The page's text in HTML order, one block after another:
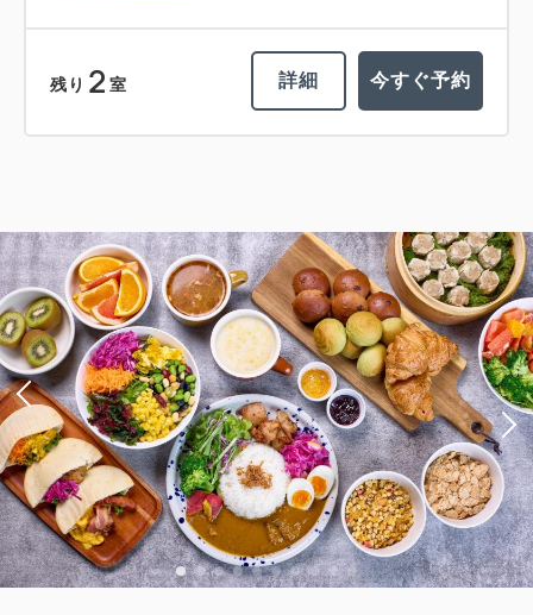
残り 2 室 詳細 今すぐ予約